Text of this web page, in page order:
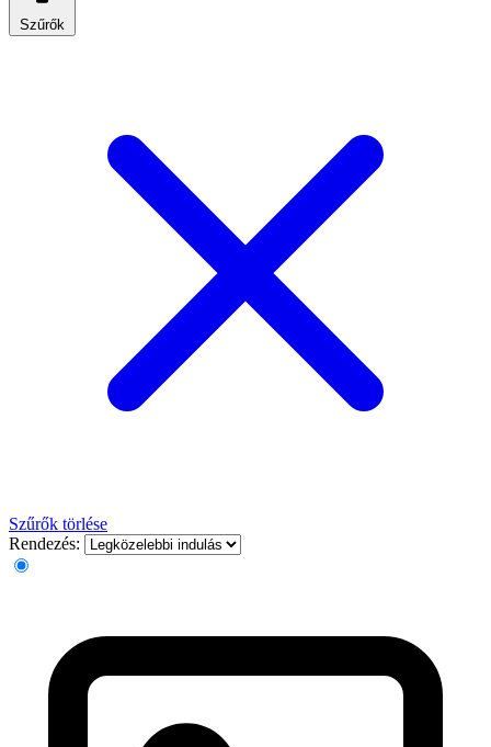
Szűrők
Szűrők törlése
Rendezés: